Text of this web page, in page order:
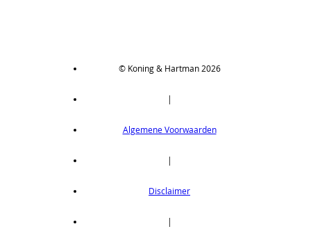
© Koning & Hartman 2026
|
Algemene Voorwaarden
|
Disclaimer
|